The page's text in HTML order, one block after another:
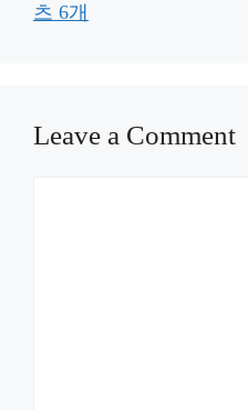
츠 6개
Leave a Comment